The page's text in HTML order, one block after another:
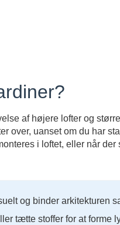
af højere lofter og
over, uanset om du har
i loftet, eller når der
og binder arkitekturen
tætte stoffer for at forme